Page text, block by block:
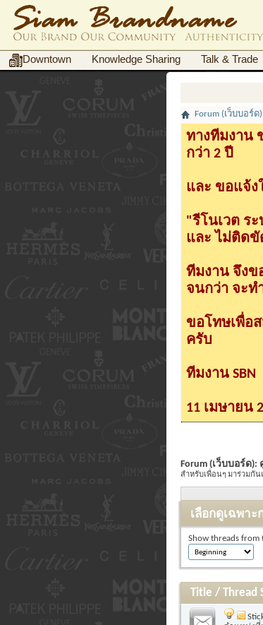
Downtown Knowledge Sharing Talk & Trade
Forum (เว็บบอร์ด)
ทางทีมงาน
กว่า 2 ปี
และ ขอแจ้ง
"รีโนเวต ระ
และ ไม่ติดขั
ทีมงาน จึงข
จนกว่า จะท
ขอโทษเพื่อ
ครับ
ทีมงาน SBN
11 เมษายน
Forum (เว็บบอร์ด):
สำหรับเพื่อนๆ มาร่วมกั
เลือกดูเฉพา
Show threads from
Title / Thread